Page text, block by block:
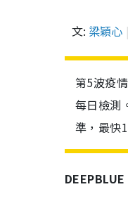
文: 梁穎心
第5波疫
每日檢測
準，最快